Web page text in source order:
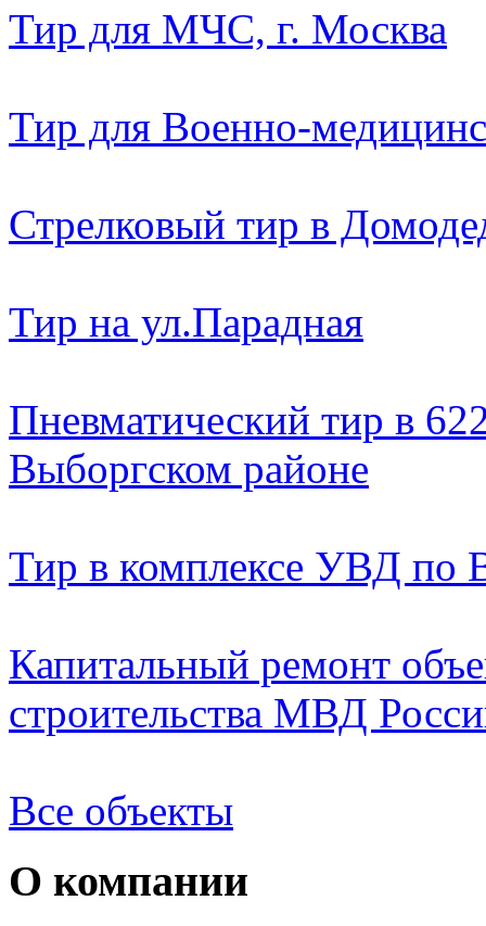
Тир для МЧС, г. Москва
Тир для Военно-
Стрелковый тир в
Тир на ул.Парадная
Пневматический тир в
Выборгском районе
Тир в комплексе УВД по
Капитальный ремонт
строительства МВД
Все объекты
О компании